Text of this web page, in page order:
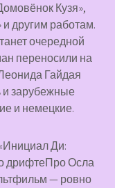
Кузя»,
другим работам.
очередной
переносили на
Гайдая
и зарубежные
и немецкие.
Ди:
дрифтеПро Осла
— ровно